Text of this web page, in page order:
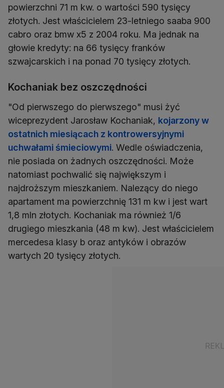
powierzchni 71 m kw. o wartości 590 tysięcy
złotych. Jest właścicielem 23-letniego saaba 900
cabro oraz bmw x5 z 2004 roku. Ma jednak na
głowie kredyty: na 66 tysięcy franków
szwajcarskich i na ponad 70 tysięcy złotych.
Kochaniak bez oszczędności
"Od pierwszego do pierwszego" musi żyć
wiceprezydent Jarosław Kochaniak, kojarzony w
ostatnich miesiącach z kontrowersyjnymi
uchwałami śmieciowymi. Wedle oświadczenia,
nie posiada on żadnych oszczędności. Może
natomiast pochwalić się największym i
najdroższym mieszkaniem. Nalezący do niego
apartament ma powierzchnię 131 m kw i jest wart
1,8 mln złotych. Kochaniak ma również 1/6
drugiego mieszkania (48 m kw). Jest właścicielem
mercedesa klasy b oraz antyków i obrazów
wartych 20 tysięcy złotych.